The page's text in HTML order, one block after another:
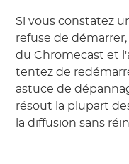
Si vous constatez
refuse de
du Chromecast et
tentez de
astuce de
résout la plupart
la diffusion sans